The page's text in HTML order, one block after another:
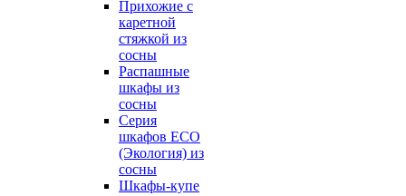
Прихожие с
каретной
стяжкой из
сосны
Распашные
шкафы из
сосны
Серия
шкафов ECO
(Экология) из
сосны
Шкафы-купе